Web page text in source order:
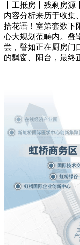
丨工抵房丨残剩房
内容分析来历于收集
拾花语！室第套数下
心大规划范畴内。叠
尝，譬如正在厨房门
的飘窗、阳台，最终